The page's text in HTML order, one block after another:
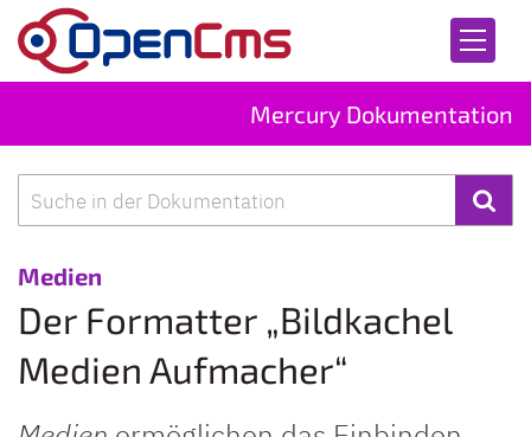
Zum Inhalt springen
Mercury Dokumentation
Medien
Der Formatter „Bildkachel
Medien Aufmacher“
Suche